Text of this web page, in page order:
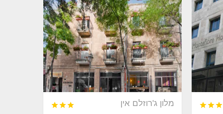


 מלון ג'רוזלם אין 

